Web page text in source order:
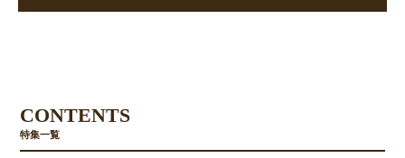
CONTENTS
特集一覧